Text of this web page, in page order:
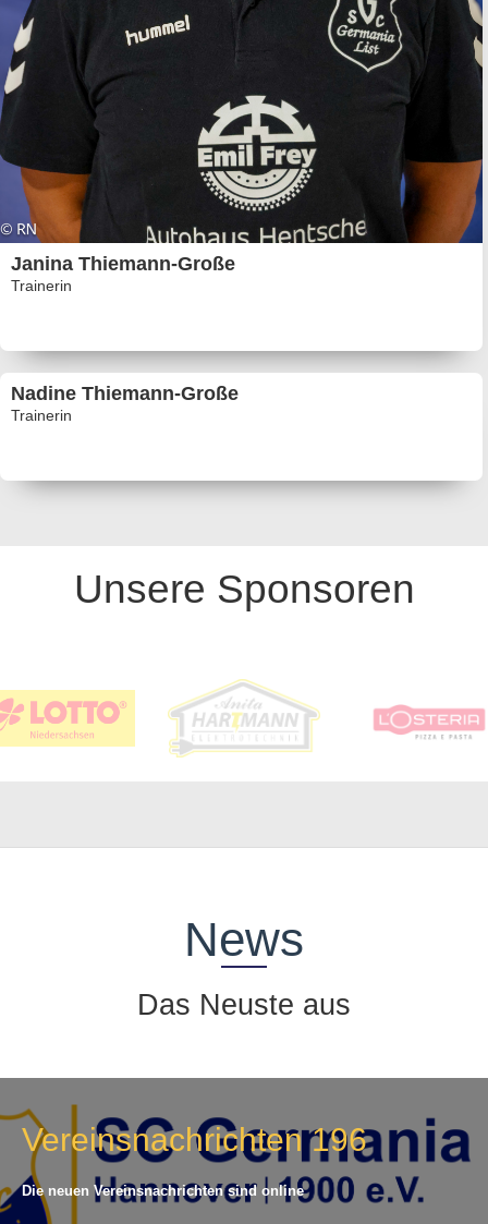
Janina Thiemann-Große
Trainerin
Nadine Thiemann-Große
Trainerin
Unsere Sponsoren
News
Das Neuste aus
Vereinsnachrichten 196
Die neuen Vereinsnachrichten sind online